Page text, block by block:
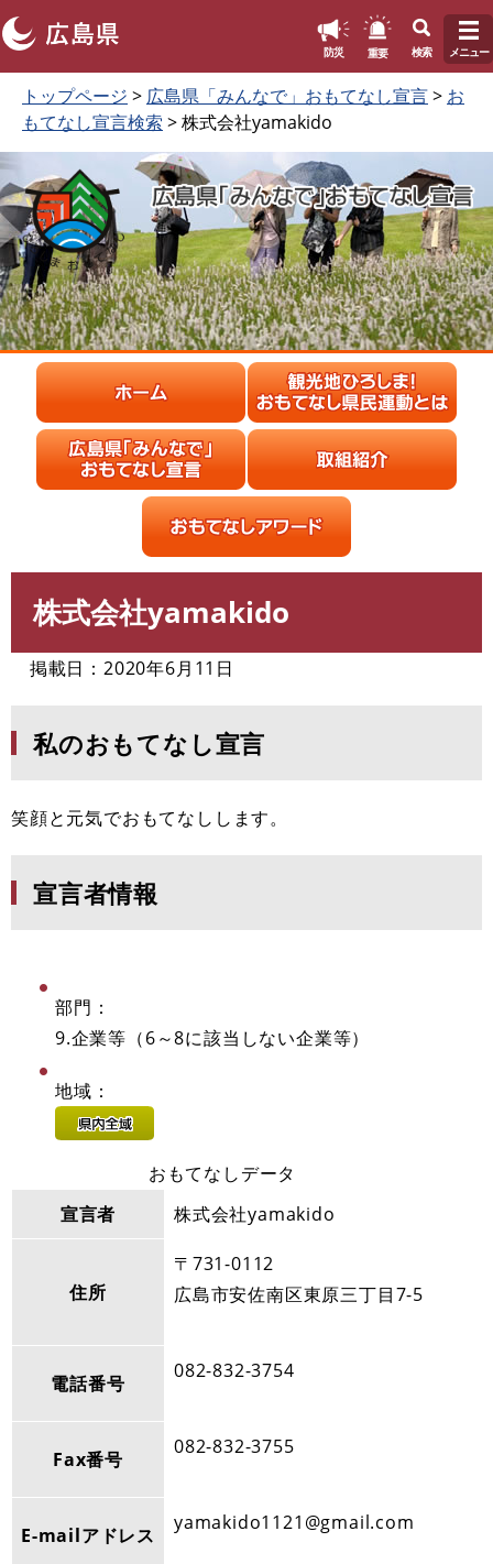
ペ
の
先
頭
で
す
。
本
読
む
防災 重要 検索 メニュー
トップページ > 広島県「みんなで」おもてなし宣言> お
もてなし宣言検索 > 株式会社yamakido
株式会社yamakido
掲載日：2020年6月11日
私のおもてなし宣言
笑顔と元気でおもてなしします。
宣言者情報
部門：
9.企業等（6～8に該当しない企業等）
地域：
おもてなしデータ
宣言者
株式会社yamakido
住所
〒731-0112
広島市安佐南区東原三丁目7-5
電話番号
082-832-3754
Fax番号
082-832-3755
E-mailアドレス
yamakido1121@gmail.com